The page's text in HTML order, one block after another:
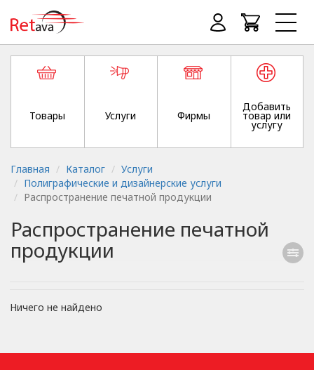
Товары Услуги Фирмы
Добавить
товар или
услугу
Главная Каталог
Услуги
Полиграфические и дизайнерские услуги
Распространение печатной продукции
Распространение печатной
продукции
Ничего не найдено